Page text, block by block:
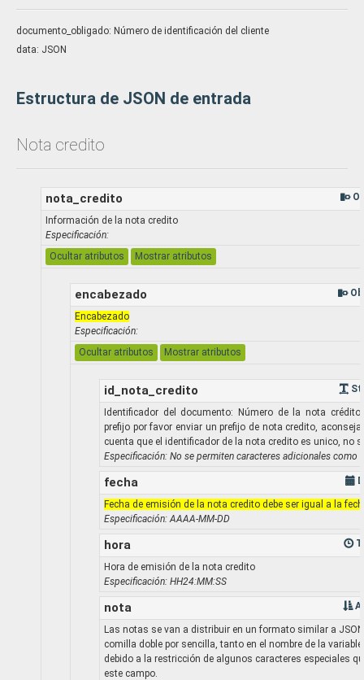
documento_obligado: Número de identificación del cliente
data: JSON
Estructura de JSON de entrada
Nota credito
nota_credito
Información de la nota credito
Especificación:
Ocultar atributos
Mostrar atributos
encabezado
Encabezado
Especificación:
Ocultar atributos
Mostrar atributos
id_nota_credito
Identificador del documento: Número de la nota
prefijo por favor enviar un prefijo de nota credito,
cuenta que el identificador de la nota credito es unico, no
Especificación: No se permiten caracteres adicionales como
fecha
Fecha de emisión de la nota credito debe ser igual a la
Especificación: AAAA-MM-DD
hora
Hora de emisión de la nota credito
Especificación: HH24:MM:SS
nota
Las notas se van a distribuir en un formato similar a
comilla doble por sencilla, tanto en el nombre de la
debido a la restricción de algunos caracteres especiales
este campo.